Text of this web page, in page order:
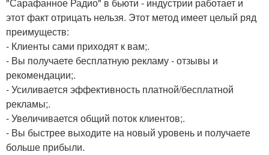
"Сарафанное Радио" в бьюти - индустрии работает и
этот факт отрицать нельзя. Этот метод имеет целый ряд
преимуществ:
- Клиенты сами приходят к вам;.
- Вы получаете бесплатную рекламу - отзывы и
рекомендации;.
- Усиливается эффективность платной/бесплатной
рекламы;.
- Увеличивается общий поток клиентов;.
- Вы быстрее выходите на новый уровень и получаете
больше прибыли.